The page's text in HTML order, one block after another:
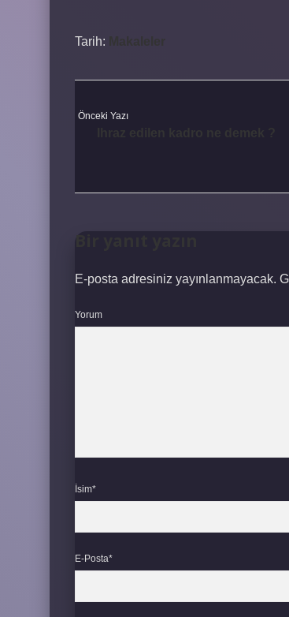
Tarih: Makaleler
Önceki Yazı
Bir yanıt yazın
E-posta adresiniz yayınlanmayacak.
Yorum
İsim*
E-Posta*